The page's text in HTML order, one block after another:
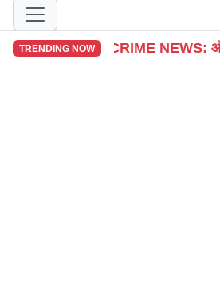
TRENDING NOW
CG CRIME NEWS: ऑपरेशन